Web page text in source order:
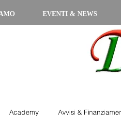
Academy Avvisi &
EVENTI & NEWS